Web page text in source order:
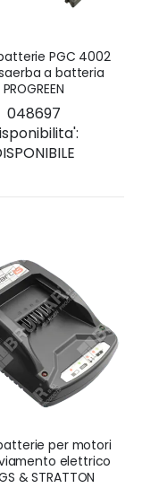
PGC 4002
a batteria
PROGREEN
048697
per motori
elettrico
& STRATTON